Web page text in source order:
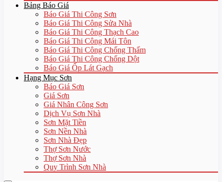
Bảng Báo Giá
Báo Giá Thi Công Sơn
Báo Giá Thi Công Sửa Nhà
Báo Giá Thi Công Thạch Cao
Báo Giá Thi Công Mái Tôn
Báo Giá Thi Công Chống Thấm
Báo Giá Thi Công Chống Dột
Báo Giá Ốp Lát Gạch
Hạng Mục Sơn
Báo Giá Sơn
Giá Sơn
Giá Nhân Công Sơn
Dịch Vụ Sơn Nhà
Sơn Mặt Tiền
Sơn Nền Nhà
Sơn Nhà Đẹp
Thợ Sơn Nước
Thợ Sơn Nhà
Quy Trình Sơn Nhà